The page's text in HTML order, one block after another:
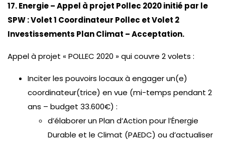
17. Energie – Appel à projet Pollec 2020 initié par le
SPW : Volet 1 Coordinateur Pollec et Volet 2
Investissements Plan Climat – Acceptation.
Appel à projet « POLLEC 2020 » qui couvre 2 volets :
Inciter les pouvoirs locaux à engager un(e)
coordinateur(trice) en vue (mi-temps pendant 2
ans – budget 33.600€) :
d’élaborer un Plan d’Action pour l’Énergie
Durable et le Climat (PAEDC) ou d’actualiser